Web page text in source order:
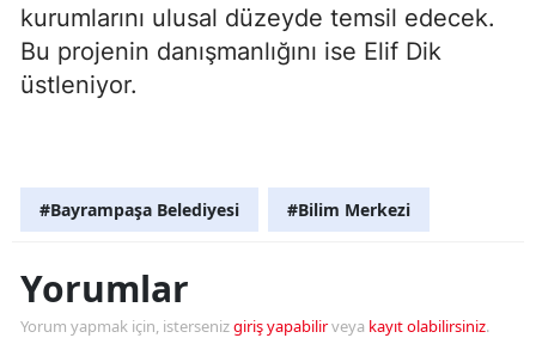
kurumlarını ulusal düzeyde temsil edecek.
Bu projenin danışmanlığını ise Elif Dik
üstleniyor.
#Bayrampaşa Belediyesi #Bilim Merkezi
Yorumlar
Yorum yapmak için, istersenizgiriş yapabilirveya kayıt olabilirsiniz.